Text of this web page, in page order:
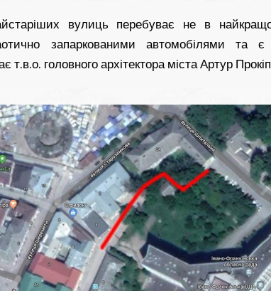
вулиць перебуває не в
запаркованими автомобілями та
т.в.о. головного архітектора міста Артур